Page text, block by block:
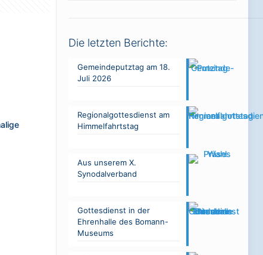
Die letzten Berichte:
Gemeindeputztag am 18.
Juli 2026
Regionalgottesdienst am
Himmelfahrtstag
Aus unserem X.
Synodalverband
Gottesdienst in der
Ehrenhalle des Bomann-
Museums